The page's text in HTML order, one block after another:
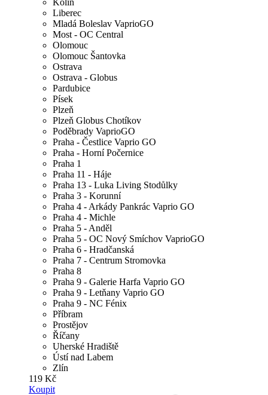
Liberec
Mladá Boleslav VaprioGO
Most - OC Central
Olomouc
Olomouc Šantovka
Ostrava
Ostrava - Globus
Pardubice
Písek
Plzeň
Plzeň Globus Chotíkov
Poděbrady VaprioGO
Praha - Čestlice Vaprio GO
Praha - Horní Počernice
Praha 1
Praha 11 - Háje
Praha 13 - Luka Living Stodůlky
Praha 3 - Korunní
Praha 4 - Arkády Pankrác Vaprio GO
Praha 4 - Michle
Praha 5 - Anděl
Praha 5 - OC Nový Smíchov VaprioGO
Praha 6 - Hradčanská
Praha 7 - Centrum Stromovka
Praha 8
Praha 9 - Galerie Harfa Vaprio GO
Praha 9 - Letňany Vaprio GO
Praha 9 - NC Fénix
Příbram
Prostějov
Říčany
Uherské Hradiště
Ústí nad Labem
Zlín
119 Kč
Koupit